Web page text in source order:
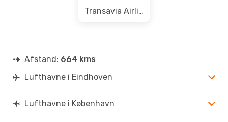
Transavia Airlines
Afstand: 664 kms
Lufthavne i Eindhoven
Lufthavne i København